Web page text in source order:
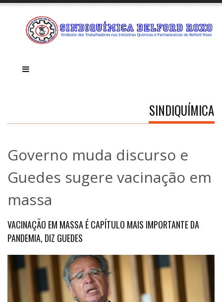
SINDIQUÍMICA
Governo muda discurso e
Guedes sugere vacinação em
massa
VACINAÇÃO EM MASSA É CAPÍTULO MAIS IMPORTANTE DA
PANDEMIA, DIZ GUEDES